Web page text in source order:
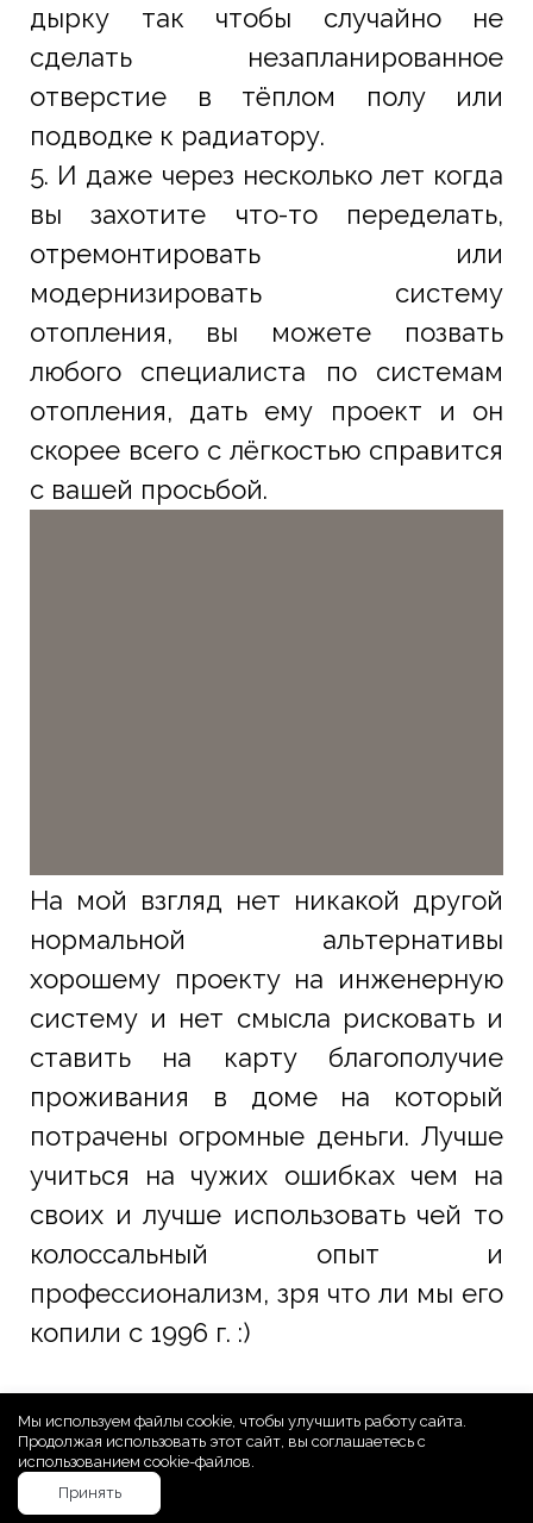
дырку так чтобы случайно не
сделать незапланированное
отверстие в тёплом полу или
подводке к радиатору.
5. И даже через несколько лет когда
вы захотите что-то переделать,
отремонтировать или
модернизировать систему
отопления, вы можете позвать
любого специалиста по системам
отопления, дать ему проект и он
скорее всего с лёгкостью справится
с вашей просьбой.
На мой взгляд нет никакой другой
нормальной альтернативы
хорошему проекту на инженерную
систему и нет смысла рисковать и
ставить на карту благополучие
проживания в доме на который
потрачены огромные деньги. Лучше
учиться на чужих ошибках чем на
своих и лучше использовать чей то
колоссальный опыт и
профессионализм, зря что ли мы его
копили с 1996 г. :)
Окулов Олег
Совладелец компании PIPEMAN
Мы используем файлы cookie, чтобы улучшить работу сайта.
Продолжая использовать этот сайт, вы соглашаетесь с
использованием cookie-файлов.
Принять